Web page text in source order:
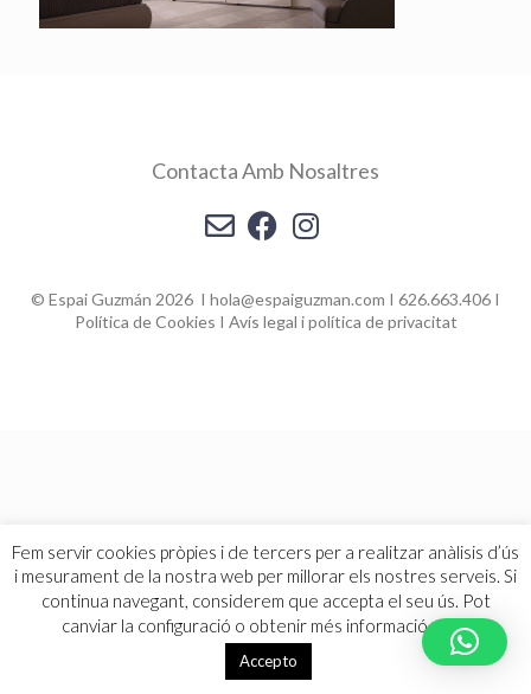
Contacta Amb Nosaltres
© Espai Guzmán 2026 I hola@espaiguzman.com I 626.663.406 I
Política de Cookies I Avís legal i política de privacitat
Fem servir cookies pròpies i de tercers per a realitzar anàlisis d’ús
i mesurament de la nostra web per millorar els nostres serveis. Si
continua navegant, considerem que accepta el seu ús. Pot
canviar la configuració o obtenir més informacióaquí.
Accepto